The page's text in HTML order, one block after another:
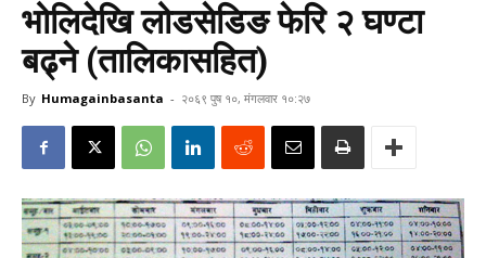
भोलिदेखि लोडसेडिङ फेरि २ घण्टा
बढ्ने (तालिकासहित)
By Humagainbasanta - २०६९ पुष १०, मंगलवार १०:२७